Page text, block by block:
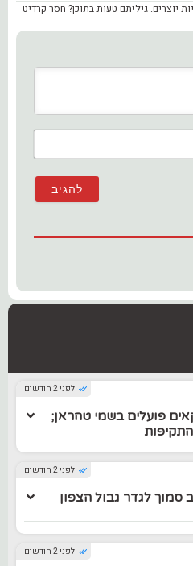
יוצרים. גיליתם טעות בתוכן? חסר קרדיט
לפני 2 חודשים
פועלים בשמי טהראן;
לפני 2 חודשים
לגדר גבול הצפון
לפני 2 חודשים